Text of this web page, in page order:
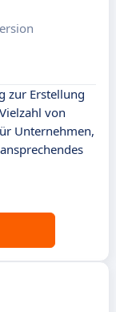
zur Erstellung
von
Unternehmen,